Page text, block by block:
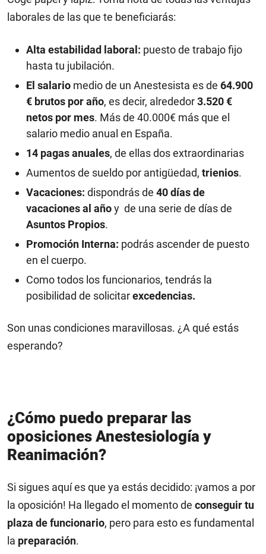
laborales de las que te beneficiarás:
Alta estabilidad laboral: puesto de trabajo fijo
hasta tu jubilación.
El salario medio de un Anestesista es de 64.900
€ brutos por año, es decir, alrededor3.520 €
netos por mes. Más de 40.000€ más que el
salario medio anual en España.
14 pagas anuales, de ellas dos extraordinarias
Aumentos de sueldo por antigüedad, trienios.
Vacaciones: dispondrás de 40 días de
vacaciones al añoy de una serie de días de
Asuntos Propios.
Promoción Interna: podrás ascender de puesto
en el cuerpo.
Como todos los funcionarios, tendrás la
posibilidad de solicitarexcedencias.
Son unas condiciones maravillosas. ¿A qué estás
esperando?
¿Cómo puedo preparar las
oposiciones Anestesiología y
Reanimación?
Si sigues aquí es que ya estás decidido: ¡vamos a por
la oposición! Ha llegado el momento de conseguir tu
plaza de funcionario, pero para esto es fundamental
la preparación.